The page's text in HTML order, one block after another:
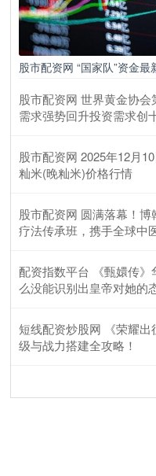
股市配资网 “国家队”资金最
股市配资网 世界黄金协
需求强势回升投资需求创
股市配资网 2025年12月
籼米(晚籼米)价格行情
股市配资网 圆满落幕！
疗法传承班，携手全球中
配资指数平台 《甄嬛传
么没能识别出皇帝对她的
短线配资炒股网 《荣耀出
级与战力搭建全攻略！